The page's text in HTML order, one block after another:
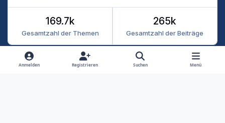
Gesamtzahl der Themen
169.7k
Gesamtzahl der Beiträge
265k
Heller Modus
Dunkler Modus
Systemeinstellung
Anmelden Registrieren Suchen Menü